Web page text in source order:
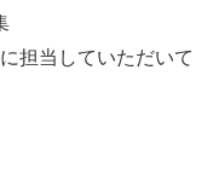
担当していただいて